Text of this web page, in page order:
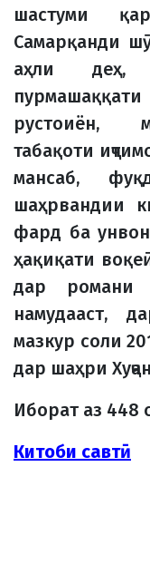
шастуми
Самарқанди
аҳли деҳ,
рустоиён,
табақоти
мансаб,
шаҳрвандии
фард ба
ҳақиқати
дар романи
намудааст,
мазкур соли
дар шаҳри
Иборат аз 448
Китоби савтӣ